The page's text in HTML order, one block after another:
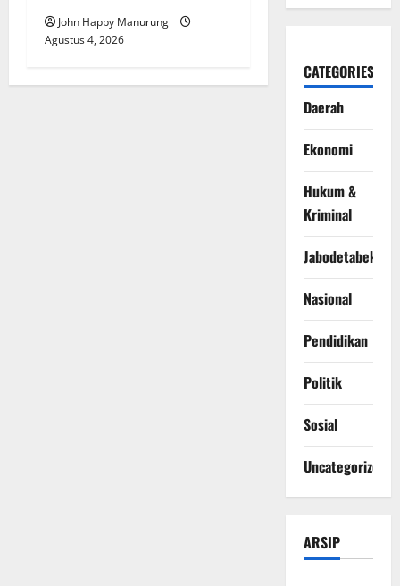
John Happy Manurung
Agustus 4, 2026
CATEGORIES
Daerah
Ekonomi
Hukum &
Kriminal
Jabodetabek
Nasional
Pendidikan
Politik
Sosial
Uncategorized
ARSIP